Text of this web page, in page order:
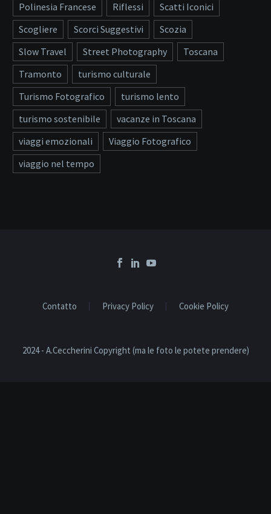
Polinesia Francese
Riflessi
Scatti Iconici
Scogliere
Scorci Suggestivi
Scozia
Slow Travel
Street Photography
Toscana
Tramonto
turismo culturale
Turismo Fotografico
turismo lento
turismo sostenibile
vacanze in Toscana
viaggi emozionali
Viaggio Fotografico
viaggio nel tempo
Contatto Privacy Policy Cookie Policy
2024 - A.Ceccherini Copyright (ma le foto le potete prendere)